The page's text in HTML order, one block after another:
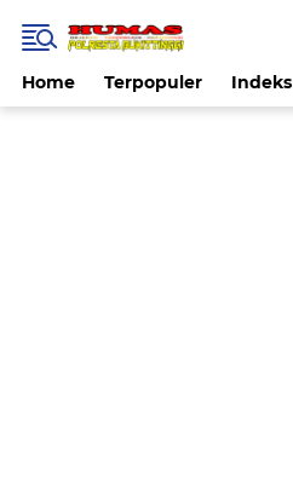
Home Terpopuler Indeks